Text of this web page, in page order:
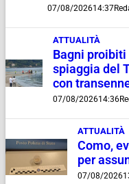
07/08/202614:37
ATTUALITÀ
Bagni proibiti
spiaggia del
con
07/08/202614:36
ATTUALITÀ
Como,
per
07/08/2026